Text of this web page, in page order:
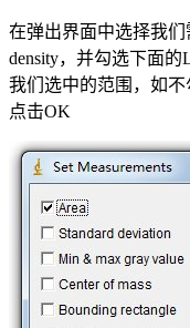
在弹出界面中选择我们
density，并勾选下面的
我们选中的范围，如
点击OK